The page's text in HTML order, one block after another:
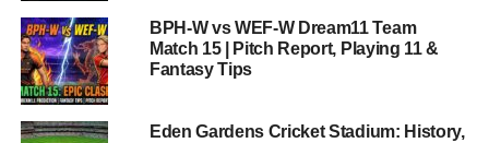
2. सुनील नरेन (KKR)
3. जैकब बेथल (RCB)
BPH-W vs WEF-W Dream11 Team
Match 15 | Pitch Report, Playing 11 &
Fantasy Tips
Eden Gardens Cricket Stadium: History,